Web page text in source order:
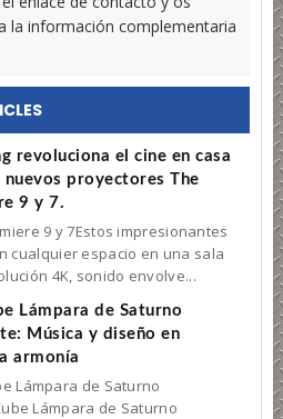
la información complementaria
revoluciona el cine en casa
nuevos proyectores The
9 y 7.
9 y 7Estos impresionantes
cualquier espacio en una sala
4K, sonido envolve...
Lámpara de Saturno
Música y diseño en
armonía
Lámpara de Saturno
Lámpara de Saturno